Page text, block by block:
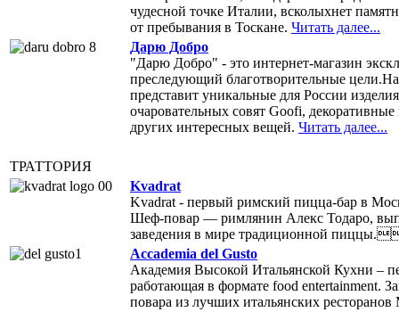
чудесной точке Италии, всколыхнет
от пребывания в Тоскане. Читать далее...
Дарю Добро
"Дарю Добро" - это интернет-магазин
преследующий благотворительные
представит уникальные для России
очаровательных совят Goofi,
других интересных вещей. Читать далее...
ТРАТТОРИЯ
Kvadrat
Kvadrat - первый римский пицца-бар в
Шеф-повар — римлянин Алекс Тодаро,
заведения в мире традиционной
Accademia del Gusto
Академия Высокой Итальянской Кухни –
работающая в формате food entertainment.
повара из лучших итальянских